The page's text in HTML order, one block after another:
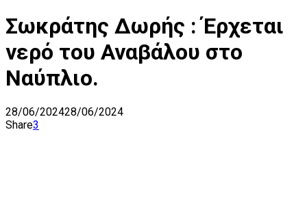
Σωκράτης Δωρής : Έρχεται
νερό του Αναβάλου στο
Ναύπλιο.
28/06/202428/06/2024
Share3